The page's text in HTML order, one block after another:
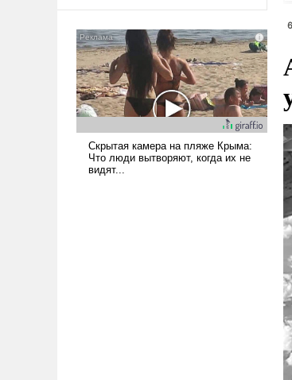
голову мысль: хорошо бы
продемонстрировать, что
Украина вступила в
вооруженное противостояние
с Ираном.